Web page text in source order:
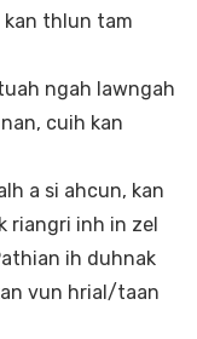
kan thlun tam
ngah lawngah
cuih kan
a si ahcun, kan
riangri inh in zel
ih duhnak
vun hrial/taan